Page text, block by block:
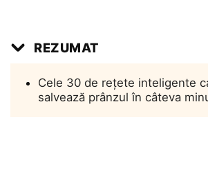
REZUMAT
Cele 30 de rețete inteligente
salvează prânzul în câteva